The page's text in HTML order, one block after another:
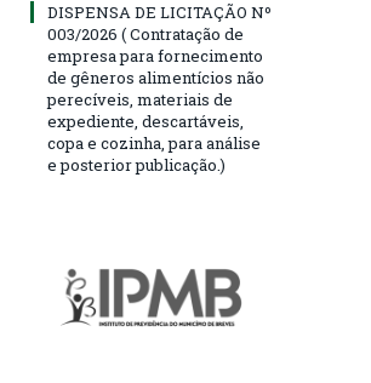
DISPENSA DE LICITAÇÃO Nº
003/2026 ( Contratação de
empresa para fornecimento
de gêneros alimentícios não
perecíveis, materiais de
expediente, descartáveis,
copa e cozinha, para análise
e posterior publicação.)